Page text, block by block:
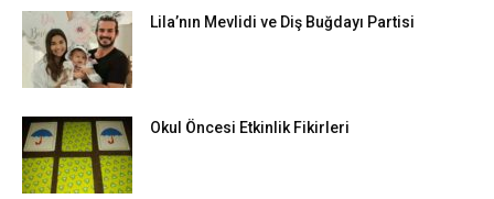
Lila’nın Mevlidi ve Diş Buğdayı Partisi
Okul Öncesi Etkinlik Fikirleri